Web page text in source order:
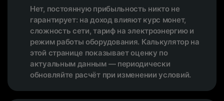
Нет, постоянную прибыльность никто не
гарантирует: на доход влияют курс монет,
сложность сети, тариф на электроэнергию и
режим работы оборудования. Калькулятор на
этой странице показывает оценку по
актуальным данным — периодически
обновляйте расчёт при изменении условий.